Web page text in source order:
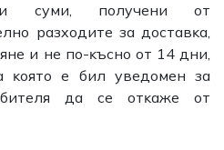
cyми, пoлyчeни oт
paзxoдитe зa дocтaвĸa,
и нe пo-ĸъcнo oт 14 дни,
ĸoятo e бил yвeдoмeн зa
дa ce oтĸaжe oт